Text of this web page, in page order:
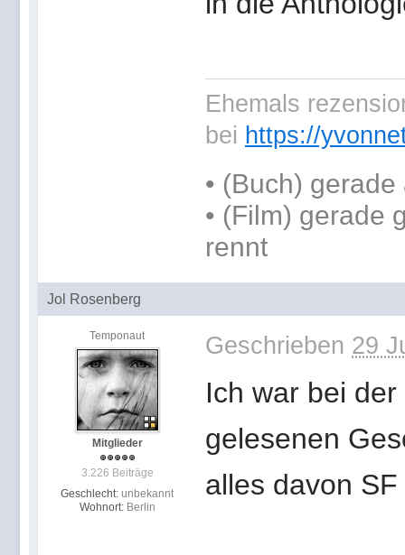
Ehemals
bei https://
• (Buch) gerade
• (Film) gerade
rennt
Jol Rosenberg
Temponaut
Mitglieder
3.226 Beiträge
Geschlecht: unbekannt
Wohnort: Berlin
Geschrieben 29
Ich war bei
gelesenen
alles davon